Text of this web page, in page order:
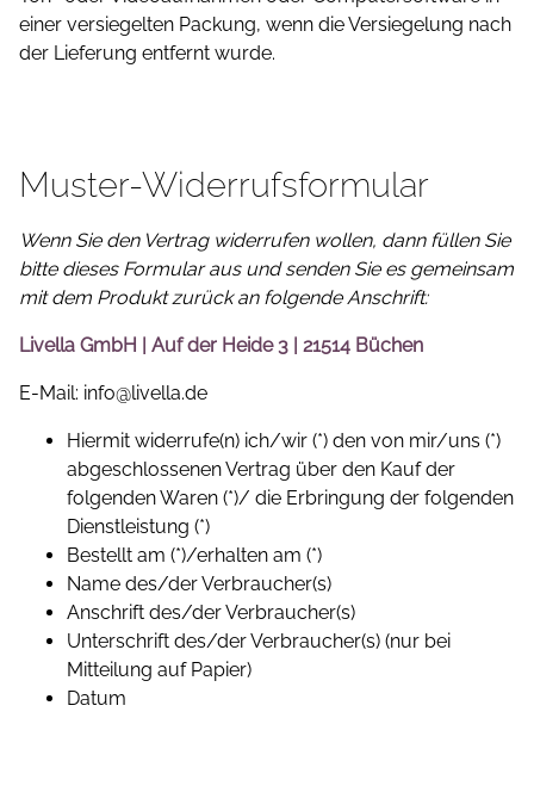
einer versiegelten Packung, wenn die Versiegelung nach
der Lieferung entfernt wurde.
Muster-Widerrufsformular
Wenn Sie den Vertrag widerrufen wollen, dann füllen Sie
bitte dieses Formular aus und senden Sie es gemeinsam
mit dem Produkt zurück an folgende Anschrift:
Livella GmbH | Auf der Heide 3 | 21514 Büchen
E-Mail: info@livella.de
Hiermit widerrufe(n) ich/wir (*) den von mir/uns (*)
abgeschlossenen Vertrag über den Kauf der
folgenden Waren (*)/ die Erbringung der folgenden
Dienstleistung (*)
Bestellt am (*)/erhalten am (*)
Name des/der Verbraucher(s)
Anschrift des/der Verbraucher(s)
Unterschrift des/der Verbraucher(s) (nur bei
Mitteilung auf Papier)
Datum